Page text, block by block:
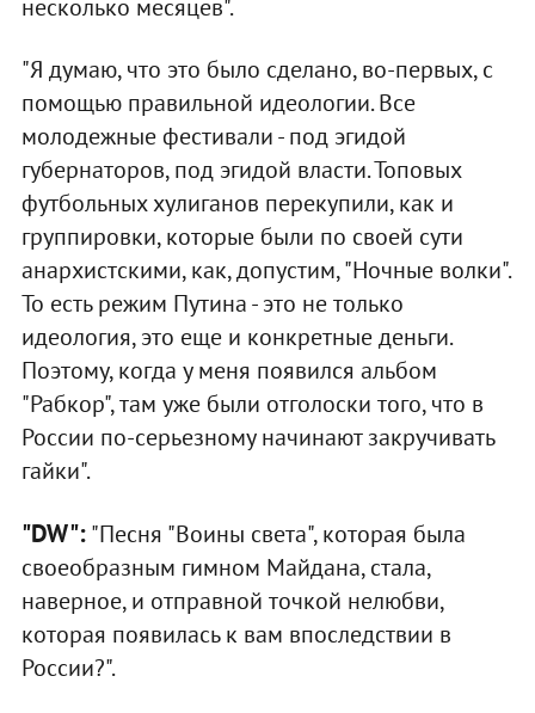
несколько месяцев".
"Я думаю, что это было сделано, во-первых, с
помощью правильной идеологии. Все
молодежные фестивали - под эгидой
губернаторов, под эгидой власти. Топовых
футбольных хулиганов перекупили, как и
группировки, которые были по своей сути
анархистскими, как, допустим, "Ночные волки".
То есть режим Путина - это не только
идеология, это еще и конкретные деньги.
Поэтому, когда у меня появился альбом
"Рабкор", там уже были отголоски того, что в
России по-серьезному начинают закручивать
гайки".
"DW":"Песня "Воины света", которая была
своеобразным гимном Майдана, стала,
наверное, и отправной точкой нелюбви,
которая появилась к вам впоследствии в
России?".